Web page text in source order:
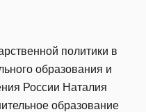
политики в
образования и
России Наталия
образование